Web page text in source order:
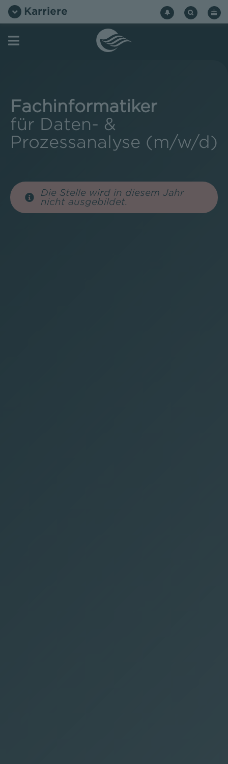
Zum
InhaltKarriere
Fachinformatiker
für Daten- &
Prozessanalyse (m/w/d)
Die Stelle wird in diesem Jahr
nicht ausgebildet.